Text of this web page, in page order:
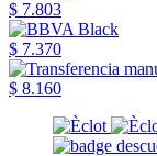
$ 7.803
$ 7.370
$ 8.160